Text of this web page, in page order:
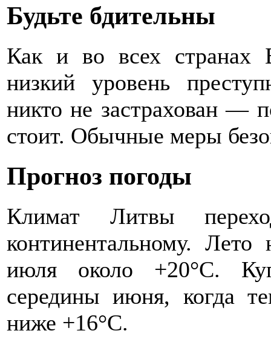
Будьте бдительны
Как и во всех странах
низкий уровень
никто не застрахован —
стоит. Обычные меры
Прогноз погоды
Климат Литвы
континентальному. Лето
июля около +20°С.
середины июня, когда
ниже +16°С.